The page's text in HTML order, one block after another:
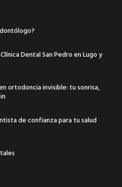
Dental San Pedro en Lugo y
ortodoncia invisible: tu sonrisa,
de confianza para tu salud